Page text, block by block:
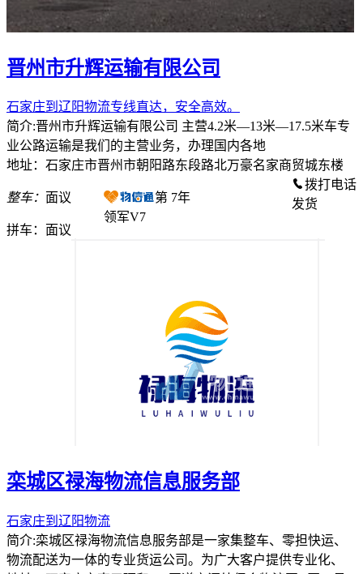
晋州市升辉运输有限公司
石家庄到辽阳物流专线直达，安全高效。
简介:晋州市升辉运输有限公司 主营4.2米—13米—17.5米车专
业公路运输是我们的主营业务，办理国内各地
地址：石家庄市晋州市朝阳路东段路北万豪名家商贸城东楼
整车： 面议
拼车： 面议
第 7年
领军V7
拨打电话
发货
栾城区禄海物流信息服务部
石家庄到辽阳物流
简介:栾城区禄海物流信息服务部是一家集整车、零担快运、
物流配送为一体的专业货运公司。为广大客户提供专业化、